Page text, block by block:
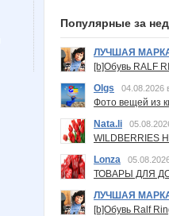
Популярные за
ЛУЧШАЯ
[b]Обувь RALF
Olgs
04.08.2026
Фото вещей из
Nata.li
Lonza
ТОВАРЫ ДЛЯ
ЛУЧШАЯ
[b]Обувь Ralf